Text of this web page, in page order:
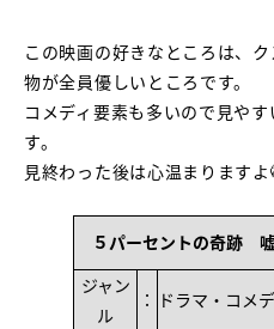
この映画の好きなところは、
物が全員優しいところです。
コメディ要素も多いので見や
す。
見終わった後は心温まりますよ
５パーセントの奇跡
ジャン
ル
： ドラマ・コメ